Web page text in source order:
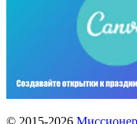
© 2015-2026